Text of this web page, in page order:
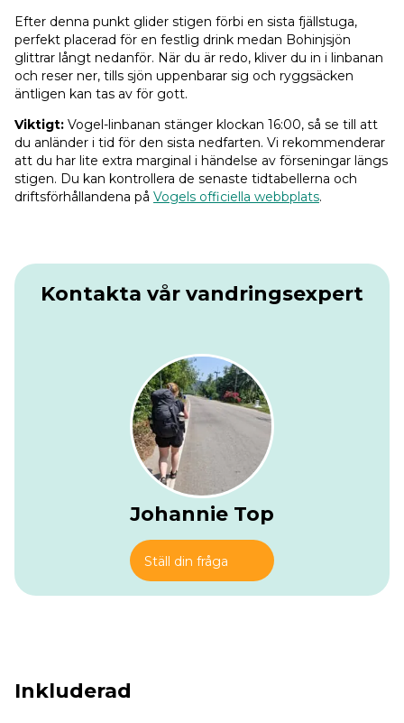
Efter denna punkt glider stigen förbi en sista fjällstuga,
perfekt placerad för en festlig drink medan Bohinjsjön
glittrar långt nedanför. När du är redo, kliver du in i linbanan
och reser ner, tills sjön uppenbarar sig och ryggsäcken
äntligen kan tas av för gott.
Viktigt: Vogel-linbanan stänger klockan 16:00, så se till att
du anländer i tid för den sista nedfarten. Vi rekommenderar
att du har lite extra marginal i händelse av förseningar längs
stigen. Du kan kontrollera de senaste tidtabellerna och
driftsförhållandena på Vogels officiella webbplats.
Kontakta vår vandringsexpert
Johannie Top
Ställ din fråga
Inkluderad